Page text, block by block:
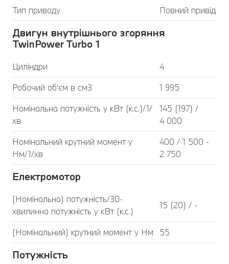
Тип приводу
Повний привід
Двигун внутрішнього згоряння
TwinPower Turbo 1
Циліндри
4
Робочий об'єм в см3
1 995
Номінальна потужність у кВт (к.с.)/1/
хв
145 (197) /
4 000
Номінальний крутний момент у
Нм/1/хв
400 / 1 500 -
2 750
Електромотор
(Номінальна) потужність/30-
хвилинна потужність у кВт (к.с.)
15 (20) / -
(Номінальний) крутний момент у Нм 55
Потужність